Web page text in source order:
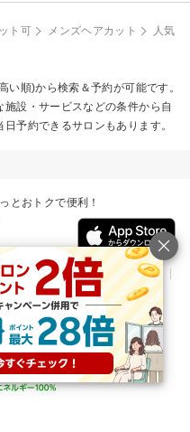
ト可 メンズヘアカット
人気
い順)から検索＆予約が可能です。
設・サービスなどの条件から自
予約できるサロンもあります。
とおトクで便利！
リリース情報
利用規約
ン様
のサービス一覧 アプリ一覧
Inc.